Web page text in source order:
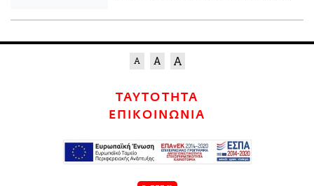
ΤΑΥΤΟΤΗΤΑ
ΕΠΙΚΟΙΝΩΝΙΑ